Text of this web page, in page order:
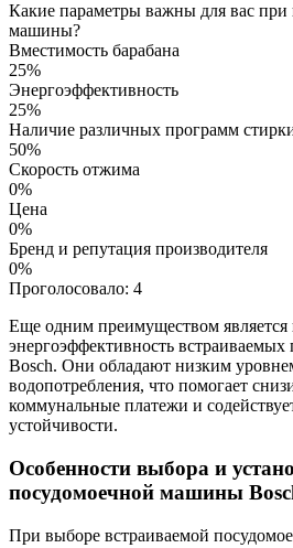
Какие параметры важны для вас при
машины?
Вместимость барабана
25%
Энергоэффективность
25%
Наличие различных программ
50%
Скорость отжима
0%
Цена
0%
Бренд и репутация производителя
0%
Проголосовало: 4
Еще одним преимуществом является
энергоэффективность
Bosch. Они обладают низким
водопотребления, что помогает
коммунальные платежи и
устойчивости.
Особенности выбора и
посудомоечной машины
При выборе встраиваемой